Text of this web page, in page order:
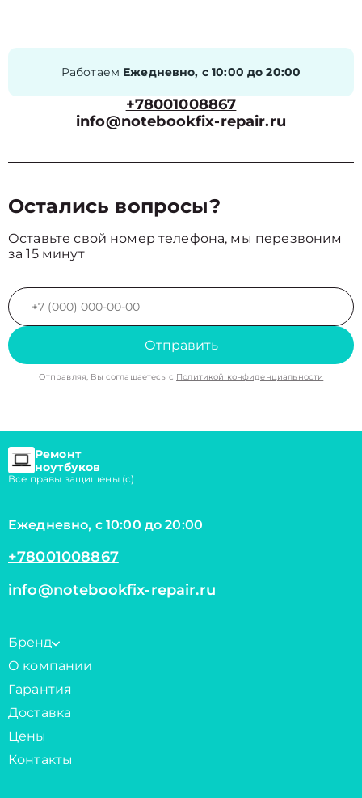
Работаем Ежедневно, с 10:00 до 20:00
+78001008867
info@notebookfix-repair.ru
Остались вопросы?
Оставьте свой номер телефона, мы перезвоним
за 15 минут
Отправить
Отправляя, Вы соглашаетесь с Политикой конфиденциальности
Ремонт
ноутбуков
Все правы защищены (с)
Ежедневно, с 10:00 до 20:00
+78001008867
info@notebookfix-repair.ru
Бренд
О компании
Гарантия
Доставка
Цены
Контакты